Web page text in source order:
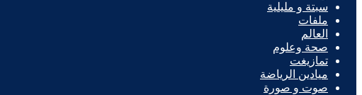
سبتة و مليلية
ملفات
العالم
صحة وعلوم
تمازيغت
ميادين الرياضة
صوت و صورة